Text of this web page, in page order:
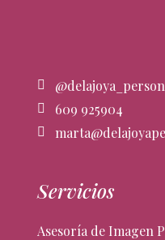
609 925904
Servicios
Asesoría de Imagen